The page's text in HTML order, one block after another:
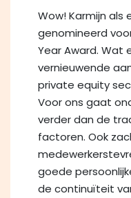
Wow! Karmijn als
genomineerd
Year Award. Wat
vernieuwende
private equity
Voor ons gaat
verder dan de
factoren. Ook
goede
de continuïteit